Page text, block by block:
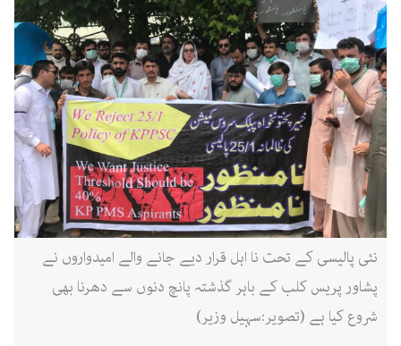
نئی پالیسی کے تحت نا اہل قرار دیے جانے والے امیدواروں نے
پشاور پریس کلب کے باہر گذشتہ پانچ دنوں سے دھرنا بھی
شروع کیا ہے (تصویر:سہیل وزیر)